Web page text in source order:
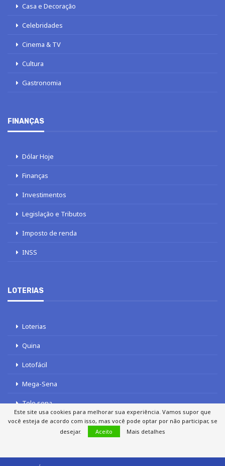
Casa e Decoração
Celebridades
Cinema & TV
Cultura
Gastronomia
FINANÇAS
Dólar Hoje
Finanças
Investimentos
Legislação e Tributos
Imposto de renda
INSS
LOTERIAS
Loterias
Quina
Lotofácil
Mega-Sena
Tele sena
Este site usa cookies para melhorar sua experiência. Vamos supor que
você esteja de acordo com isso, mas você pode optar por não participar, se
desejar.
Aceito Mais detalhes